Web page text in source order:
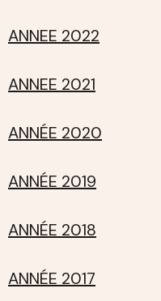
ANNEE 2022
ANNEE 2021
ANNÉE 2020
ANNÉE 2019
ANNÉE 2018
ANNÉE 2017